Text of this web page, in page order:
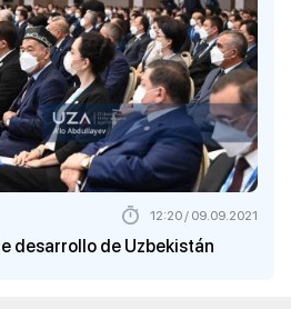
desarrollo de Uzbekistán
12:20 / 09.09.2021